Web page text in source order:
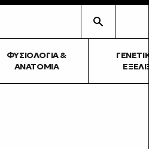
ΦΥΣΙΟΛΟΓΊΑ &
ΑΝΑΤΟΜΊΑ